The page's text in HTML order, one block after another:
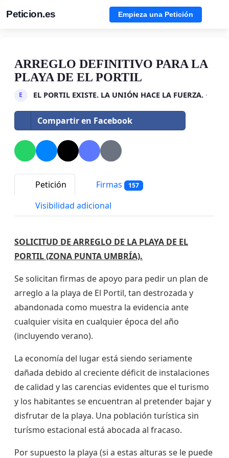
Peticion.es Empieza una Petición
ARREGLO DEFINITIVO PARA LA
PLAYA DE EL PORTIL
E EL PORTIL EXISTE. LA UNIÓN HACE LA FUERZA.·
Compartir en Facebook
Petición Firmas 157
Visibilidad adicional
SOLICITUD DE ARREGLO DE LA PLAYA DE EL
PORTIL (ZONA PUNTA UMBRÍA).
Se solicitan firmas de apoyo para pedir un plan de
arreglo a la playa de El Portil, tan destrozada y
abandonada como muestra la evidencia ante
cualquier visita en cualquier época del año
(incluyendo verano).
La economía del lugar está siendo seriamente
dañada debido al creciente déficit de instalaciones
de calidad y las carencias evidentes que el turismo
y los habitantes se encuentran al pretender bajar y
disfrutar de la playa. Una población turística sin
turísmo estacional está abocada al fracaso.
Por supuesto la playa (si a estas alturas se le puede